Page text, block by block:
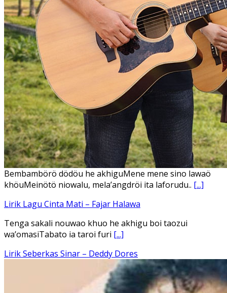
Ena’o natola ukhamoHaga mbawa ba desa’aUhalo ube’e
khomoUohe ia ube bangaimo Ena’o
Lirik Lagu FAFOFA Ciptaan Fajar Halawa Vocal Rendi Gulo